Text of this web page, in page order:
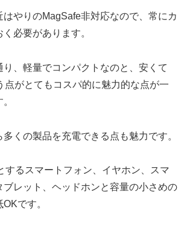
はやりのMagSafe非対応なので、常にカ
必要があります。
り、軽量でコンパクトなのと、安くて
点がとてもコスパ的に魅力的な点が一
くの製品を充電できる点も魅力です。
するスマートフォン、イヤホン、スマ
ブレット、ヘッドホンと容量の小さめの
です。